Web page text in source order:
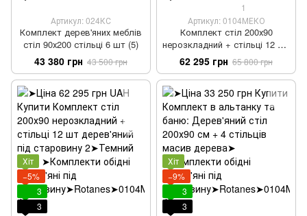
Артикул: 024КС
Комплект дерев'яних меблів
стіл 90х200 стільці 6 шт (5)
43 380 грн 43 500 грн
1
Артикул: 0104МЕКО
Комплект стіл 200х90
нерозкладний + стільці 12 шт
дерев'яний під старовину
62 295 грн 65 800 грн
Хіт
−5%
3
3
Хіт
−9%
3
3